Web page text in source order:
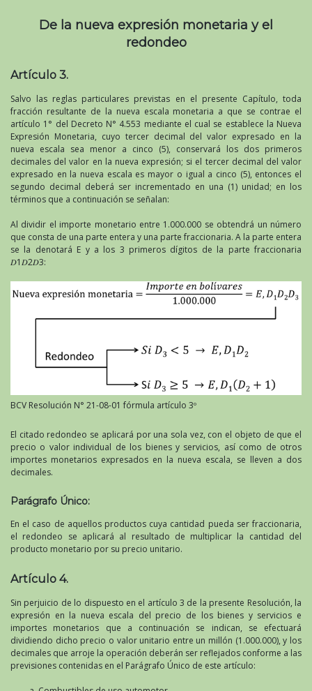
De la nueva expresión monetaria y el
redondeo
Artículo 3.
Salvo las reglas particulares previstas en el presente Capítulo, toda
fracción resultante de la nueva escala monetaria a que se contrae el
artículo 1° del Decreto N° 4.553 mediante el cual se establece la Nueva
Expresión Monetaria, cuyo tercer decimal del valor expresado en la
nueva escala sea menor a cinco (5), conservará los dos primeros
decimales del valor en la nueva expresión; si el tercer decimal del valor
expresado en la nueva escala es mayor o igual a cinco (5), entonces el
segundo decimal deberá ser incrementado en una (1) unidad; en los
términos que a continuación se señalan:
Al dividir el importe monetario entre 1.000.000 se obtendrá un número
que consta de una parte entera y una parte fraccionaria. A la parte entera
se la denotará E y a los 3 primeros dígitos de la parte fraccionaria
𝐷1𝐷2𝐷3:
BCV Resolución N° 21-08-01 fórmula artículo 3º
El citado redondeo se aplicará por una sola vez, con el objeto de que el
precio o valor individual de los bienes y servicios, así como de otros
importes monetarios expresados en la nueva escala, se lleven a dos
decimales.
Parágrafo Único:
En el caso de aquellos productos cuya cantidad pueda ser fraccionaria,
el redondeo se aplicará al resultado de multiplicar la cantidad del
producto monetario por su precio unitario.
Artículo 4.
Sin perjuicio de lo dispuesto en el artículo 3 de la presente Resolución, la
expresión en la nueva escala del precio de los bienes y servicios e
importes monetarios que a continuación se indican, se efectuará
dividiendo dicho precio o valor unitario entre un millón (1.000.000), y los
decimales que arroje la operación deberán ser reflejados conforme a las
previsiones contenidas en el Parágrafo Único de este artículo: